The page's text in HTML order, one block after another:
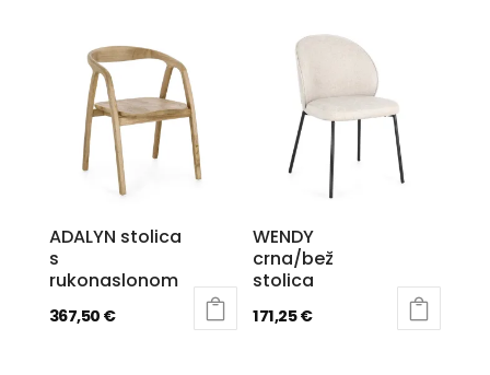
ADALYN stolica
s
rukonaslonom
367,50 €
WENDY
crna/bež
stolica
171,25€